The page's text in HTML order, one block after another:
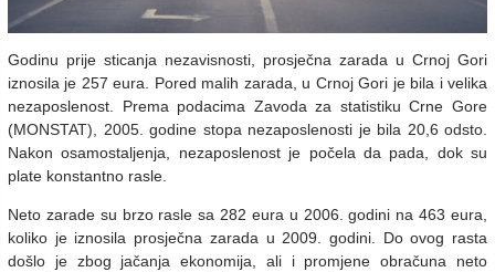
Godinu prije sticanja nezavisnosti, prosječna zarada u Crnoj Gori
iznosila je 257 eura. Pored malih zarada, u Crnoj Gori je bila i velika
nezaposlenost. Prema podacima Zavoda za statistiku Crne Gore
(MONSTAT), 2005. godine stopa nezaposlenosti je bila 20,6 odsto.
Nakon osamostaljenja, nezaposlenost je počela da pada, dok su
plate konstantno rasle.
Neto zarade su brzo rasle sa 282 eura u 2006. godini na 463 eura,
koliko je iznosila prosječna zarada u 2009. godini. Do ovog rasta
došlo je zbog jačanja ekonomija, ali i promjene obračuna neto